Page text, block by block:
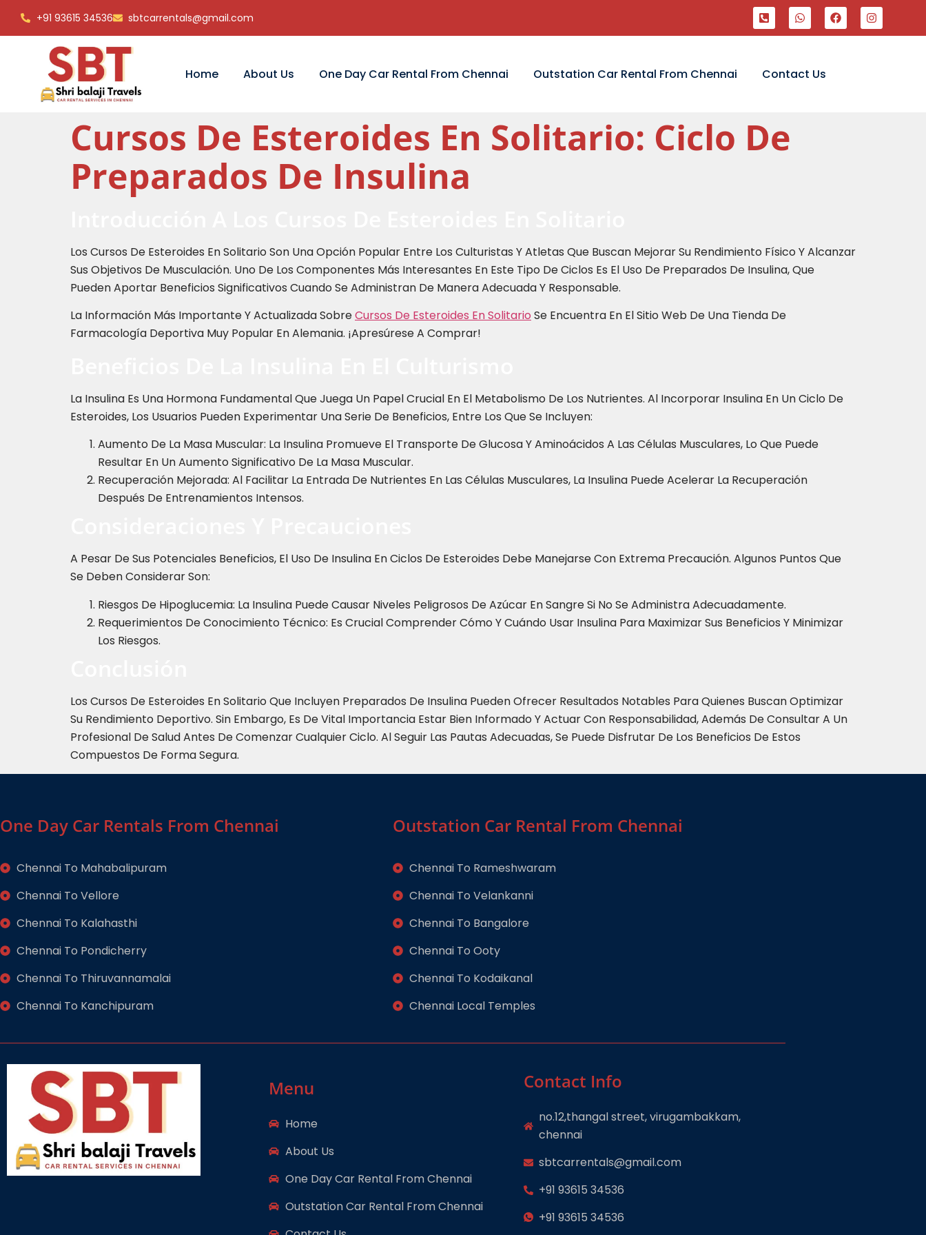
+91 93615 34536 sbtcarrentals@gmail.com
Home About Us One Day Car Rental From Chennai Outstation Car Rental From Chennai Contact Us
Cursos De Esteroides En Solitario: Ciclo De
Preparados De Insulina
Los Cursos De Esteroides En Solitario Son Una Opción Popular Entre Los Culturistas Y Atletas Que Buscan Mejorar Su Rendimiento Físico Y Alcanzar
Sus Objetivos De Musculación. Uno De Los Componentes Más Interesantes En Este Tipo De Ciclos Es El Uso De Preparados De Insulina, Que
Pueden Aportar Beneficios Significativos Cuando Se Administran De Manera Adecuada Y Responsable.
La Información Más Importante Y Actualizada SobreCursos De Esteroides En Solitario Se Encuentra En El Sitio Web De Una Tienda De
Farmacología Deportiva Muy Popular En Alemania. ¡Apresúrese A Comprar!
La Insulina Es Una Hormona Fundamental Que Juega Un Papel Crucial En El Metabolismo De Los Nutrientes. Al Incorporar Insulina En Un Ciclo De
Esteroides, Los Usuarios Pueden Experimentar Una Serie De Beneficios, Entre Los Que Se Incluyen:
Aumento De La Masa Muscular: La Insulina Promueve El Transporte De Glucosa Y Aminoácidos A Las Células Musculares, Lo Que Puede
Resultar En Un Aumento Significativo De La Masa Muscular.
Recuperación Mejorada: Al Facilitar La Entrada De Nutrientes En Las Células Musculares, La Insulina Puede Acelerar La Recuperación
Después De Entrenamientos Intensos.
A Pesar De Sus Potenciales Beneficios, El Uso De Insulina En Ciclos De Esteroides Debe Manejarse Con Extrema Precaución. Algunos Puntos Que
Se Deben Considerar Son:
Riesgos De Hipoglucemia: La Insulina Puede Causar Niveles Peligrosos De Azúcar En Sangre Si No Se Administra Adecuadamente.
Requerimientos De Conocimiento Técnico: Es Crucial Comprender Cómo Y Cuándo Usar Insulina Para Maximizar Sus Beneficios Y Minimizar
Los Riesgos.
Los Cursos De Esteroides En Solitario Que Incluyen Preparados De Insulina Pueden Ofrecer Resultados Notables Para Quienes Buscan Optimizar
Su Rendimiento Deportivo. Sin Embargo, Es De Vital Importancia Estar Bien Informado Y Actuar Con Responsabilidad, Además De Consultar A Un
Profesional De Salud Antes De Comenzar Cualquier Ciclo. Al Seguir Las Pautas Adecuadas, Se Puede Disfrutar De Los Beneficios De Estos
Compuestos De Forma Segura.
One Day Car Rentals From Chennai
Chennai To Mahabalipuram
Chennai To Vellore
Chennai To Kalahasthi
Chennai To Pondicherry
Chennai To Thiruvannamalai
Chennai To Kanchipuram
Outstation Car Rental From Chennai
Chennai To Rameshwaram
Chennai To Velankanni
Chennai To Bangalore
Chennai To Ooty
Chennai To Kodaikanal
Chennai Local Temples
Menu
Home
About Us
One Day Car Rental From Chennai
Outstation Car Rental From Chennai
Contact Info
no.12,thangal street, virugambakkam,
chennai
sbtcarrentals@gmail.com
+91 93615 34536
+91 93615 34536